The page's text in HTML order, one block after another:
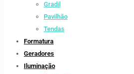
Gradil
Pavilhão
Tendas
Formatura
Geradores
Iluminação